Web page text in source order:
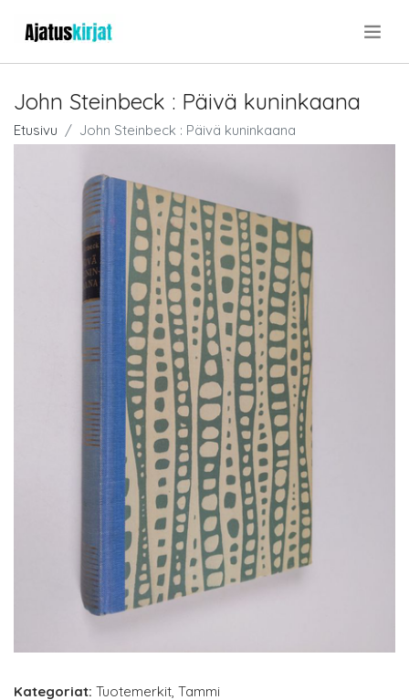
John Steinbeck : Päivä kuninkaana
Etusivu John Steinbeck : Päivä kuninkaana
Kategoriat: Tuotemerkit, Tammi